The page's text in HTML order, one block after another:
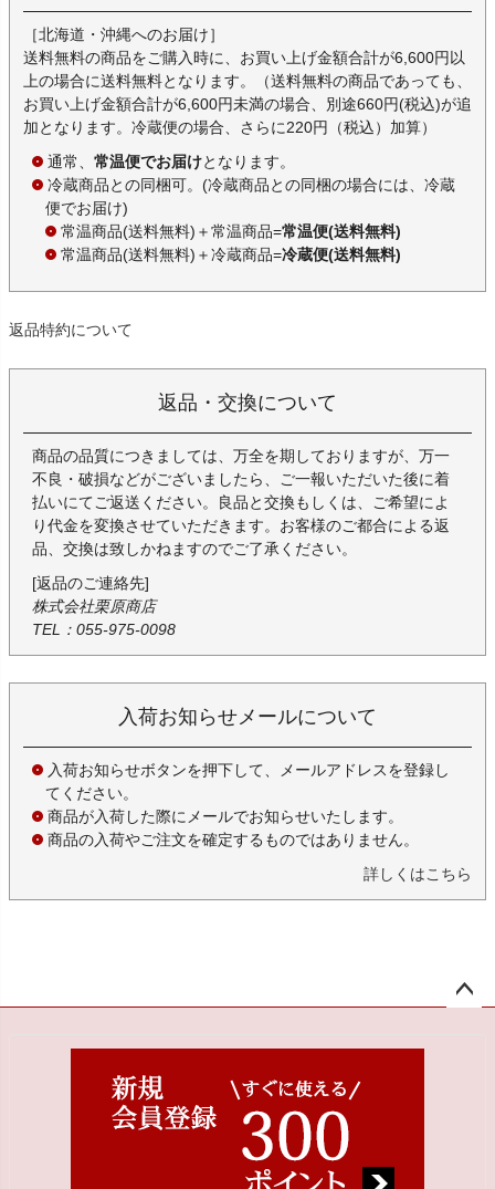
［北海道・沖縄へのお届け］
送料無料の商品をご購入時に、お買い上げ金額合計が6,600円以
上の場合に送料無料となります。（送料無料の商品であっても、
お買い上げ金額合計が6,600円未満の場合、別途660円(税込)が追
加となります。冷蔵便の場合、さらに220円（税込）加算）
通常、 常温便でお届けとなります。
冷蔵商品との同梱可。(冷蔵商品との同梱の場合には、冷蔵
便でお届け)
常温商品(送料無料)＋常温商品=常温便(送料無料)
常温商品(送料無料)＋冷蔵商品=冷蔵便(送料無料)
返品特約について
返品・交換について
商品の品質につきましては、万全を期しておりますが、万一
不良・破損などがございましたら、ご一報いただいた後に着
払いにてご返送ください。良品と交換もしくは、ご希望によ
り代金を変換させていただきます。お客様のご都合による返
品、交換は致しかねますのでご了承ください。
[返品のご連絡先]
株式会社栗原商店
TEL：055-975-0098
入荷お知らせメールについて
入荷お知らせボタンを押下して、メールアドレスを登録し
てください。
商品が入荷した際にメールでお知らせいたします。
商品の入荷やご注文を確定するものではありません。
詳しくはこちら